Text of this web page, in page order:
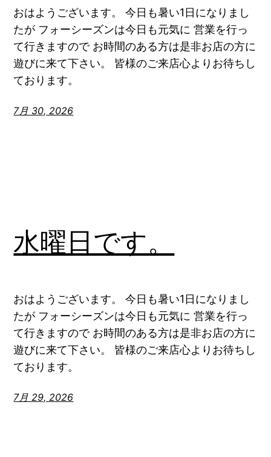
おはようございます。 今日も暑い1日になりまし
たが フォーシーズンは今日も元気に 営業を行っ
て行きますので お時間のある方は是非お店の方に
遊びに来て下さい。 皆様のご来店心よりお待ちし
ております。
7月 30, 2026
水曜日です。
おはようございます。 今日も暑い1日になりまし
たが フォーシーズンは今日も元気に 営業を行っ
て行きますので お時間のある方は是非お店の方に
遊びに来て下さい。 皆様のご来店心よりお待ちし
ております。
7月 29, 2026